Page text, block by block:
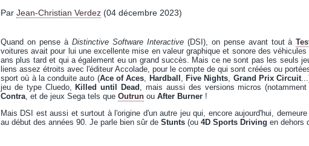
Par Jean-Christian Verdez (04 décembre 2023)
Quand on pense à Distinctive Software Interactive(DSI), on pense avant tout à
voitures avait pour lui une excellente mise en valeur graphique et sonore des
ans plus tard et qui a également eu un grand succès. Mais ce ne sont pas les seuls
liens assez étroits avec l'éditeur Accolade, pour le compte de qui sont créées ou
sport où à la conduite auto (Ace of Aces, Hardball , Five Nights, Grand Prix Circuit
jeu de type Cluedo, Killed until Dead , mais aussi des versions micros
Contra, et de jeux Sega tels que Outrun ou After Burner !
Mais DSI est aussi et surtout à l'origine d'un autre jeu qui, encore aujourd'hui,
au début des années 90. Je parle bien sûr de Stunts (ou 4D Sports Driving en dehors